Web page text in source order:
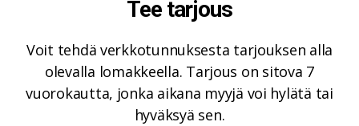
Tee tarjous
Voit tehdä verkkotunnuksesta tarjouksen alla
olevalla lomakkeella. Tarjous on sitova 7
vuorokautta, jonka aikana myyjä voi hylätä tai
hyväksyä sen.